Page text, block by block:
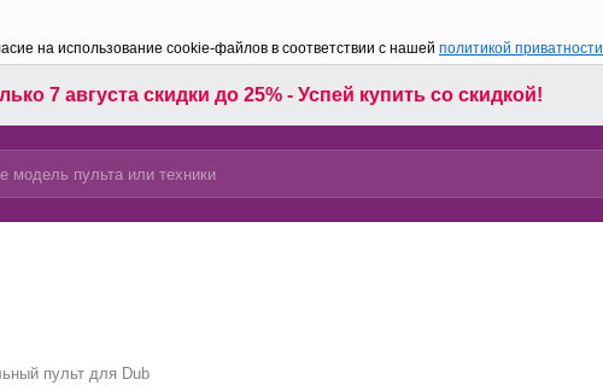
на использование cookie-файлов в соответствии с нашей политикой приватности
7 августа скидки до 25% - Успей купить со скидкой!
пульт для Dub